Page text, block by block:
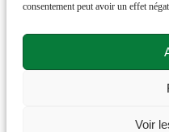
consentement peut avoir un effet
Voir